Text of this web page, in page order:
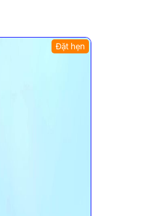
Đặt hẹn